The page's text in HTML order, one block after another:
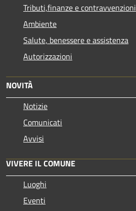
Tributi,finanze e contravvenzioni
Ambiente
Salute, benessere e assistenza
Autorizzazioni
NOVITÀ
Notizie
Comunicati
Avvisi
VIVERE IL COMUNE
Luoghi
Eventi